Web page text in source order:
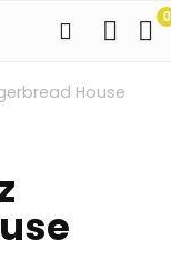
0
House